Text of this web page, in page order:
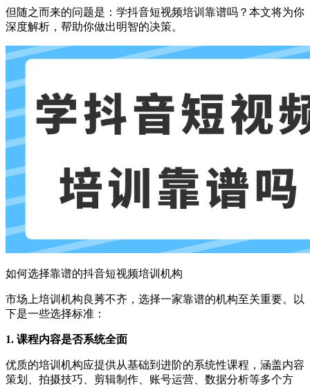
但随之而来的问题是：学抖音短视频培训靠谱吗？本文将为你
深度解析，帮助你做出明智的决策。
如何选择靠谱的抖音短视频培训机构
市场上培训机构良莠不齐，选择一家靠谱的机构至关重要。以
下是一些选择标准：
1. 课程内容是否系统全面
优质的培训机构应提供从基础到进阶的系统性课程，涵盖内容
策划、拍摄技巧、剪辑制作、账号运营、数据分析等多个方